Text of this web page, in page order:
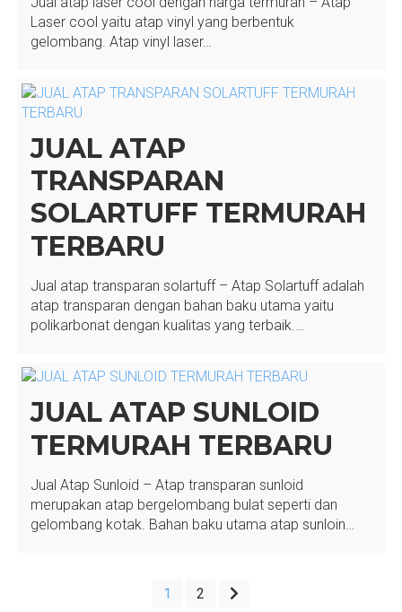
Laser cool yaitu atap vinyl yang berbentuk
gelombang. Atap vinyl laser…
JUAL ATAP
TRANSPARAN
SOLARTUFF TERMURAH
TERBARU
Jual atap transparan solartuff – Atap Solartuff adalah
atap transparan dengan bahan baku utama yaitu
polikarbonat dengan kualitas yang terbaik.…
JUAL ATAP SUNLOID
TERMURAH TERBARU
Jual Atap Sunloid – Atap transparan sunloid
merupakan atap bergelombang bulat seperti dan
gelombang kotak. Bahan baku utama atap sunloin…
1 2